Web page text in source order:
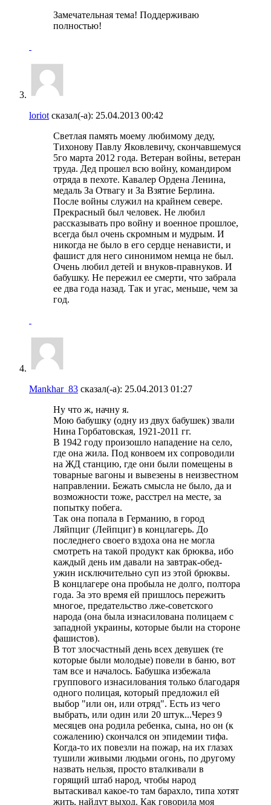
Замечательная тема! Поддерживаю
полностью!
loriot сказал(-а): 25.04.2013 00:42
Светлая память моему любимому деду,
Тихонову Павлу Яковлевичу, скончавшемуся
5го марта 2012 года. Ветеран войны, ветеран
труда. Дед прошел всю войну, командиром
отряда в пехоте. Кавалер Ордена Ленина,
медаль За Отвагу и За Взятие Берлина.
После войны служил на крайнем севере.
Прекрасный был человек. Не любил
рассказывать про войну и военное прошлое,
всегда был очень скромным и мудрым. И
никогда не было в его сердце ненависти, и
фашист для него синонимом немца не был.
Очень любил детей и внуков-правнуков. И
бабушку. Не пережил ее смерти, что забрала
ее два года назад. Так и угас, меньше, чем за
год.
Mankhar_83 сказал(-а): 25.04.2013 01:27
Ну что ж, начну я.
Мою бабушку (одну из двух бабушек) звали
Нина Горбатовская, 1921-2011 гг.
В 1942 году произошло нападение на село,
где она жила. Под конвоем их сопроводили
на ЖД станцию, где они были помещены в
товарные вагоны и вывезены в неизвестном
направлении. Бежать смысла не было, да и
возможности тоже, расстрел на месте, за
попытку побега.
Так она попала в Германию, в город
Ляйпциг (Лейпциг) в концлагерь. До
последнего своего вздоха она не могла
смотреть на такой продукт как брюква, ибо
каждый день им давали на завтрак-обед-
ужин исключительно суп из этой брюквы.
В концлагере она пробыла не долго, полтора
года. За это время ей пришлось пережить
многое, предательство лже-советского
народа (она была изнасилована полицаем с
западной украины, которые были на стороне
фашистов).
В тот злосчастный день всех девушек (те
которые были молодые) повели в баню, вот
там все и началось. Бабушка избежала
группового изнасилования только благодаря
одного полицая, который предложил ей
выбор "или он, или отряд". Есть из чего
выбрать, или один или 20 штук...Через 9
месяцев она родила ребенка, сына, но он (к
сожалению) скончался он эпидемии тифа.
Когда-то их повезли на пожар, на их глазах
тушили живыми людьми огонь, по другому
назвать нельзя, просто вталкивали в
горящий штаб народ, чтобы народ
вытаскивал какое-то там барахло, типа хотят
жить, найдут выход. Как говорила моя